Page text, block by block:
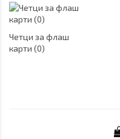
Четци за флаш
карти (0)